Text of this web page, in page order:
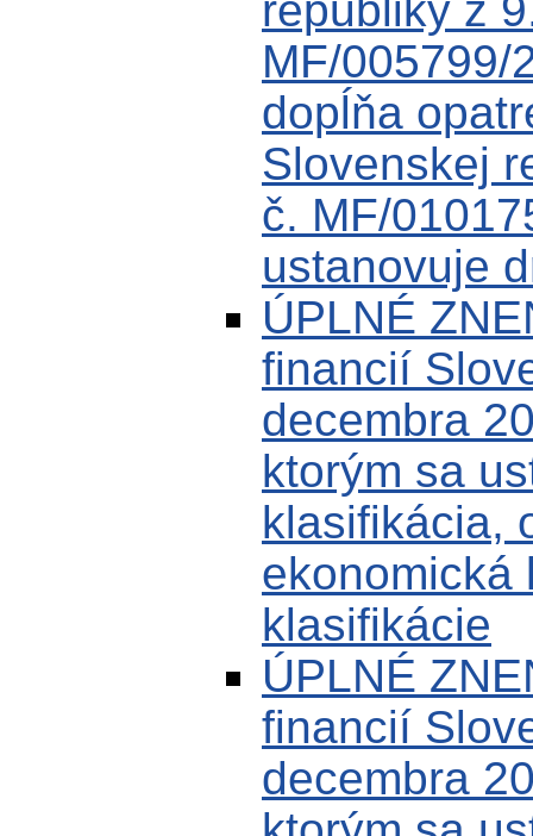
republiky z
MF/005799/
dopĺňa
Slovenskej
č. MF/
ustanovuje
ÚPLNÉ
financií
decembra
ktorým sa
klasifikácia,
ekonomická
klasifikácie
ÚPLNÉ
financií
decembra